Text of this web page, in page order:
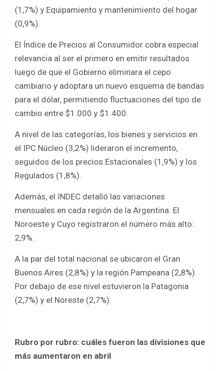
(1,7%) y Equipamiento y mantenimiento del hogar
(0,9%).
El Índice de Precios al Consumidor cobra especial
relevancia al ser el primero en emitir resultados
luego de que el Gobierno eliminara el cepo
cambiario y adoptara un nuevo esquema de bandas
para el dólar, permitiendo fluctuaciones del tipo de
cambio entre $1.000 y $1.400.
A nivel de las categorías, los bienes y servicios en
el IPC Núcleo (3,2%) lideraron el incremento,
seguidos de los precios Estacionales (1,9%) y los
Regulados (1,8%).
Además, el INDEC detalló las variaciones
mensuales en cada región de la Argentina. El
Noroeste y Cuyo registraron el número más alto:
2,9%.
A la par del total nacional se ubicaron el Gran
Buenos Aires (2,8%) y la región Pampeana (2,8%).
Por debajo de ese nivel estuvieron la Patagonia
(2,7%) y el Noreste (2,7%).
Rubro por rubro: cuáles fueron las divisiones que
más aumentaron en abril